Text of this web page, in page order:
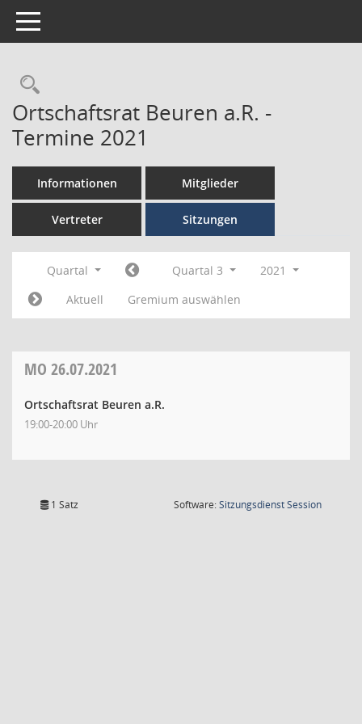
Toggle navigation
Ortschaftsrat Beuren a.R. -
Termine 2021
Informationen Mitglieder
Vertreter Sitzungen
Quartal Quartal 3
2021
Aktuell
Gremium auswählen
MO 26.07.2021
Ortschaftsrat Beuren a.R.
19:00-20:00 Uhr
1 Satz Software:SitzungsdienstSession(Wird in